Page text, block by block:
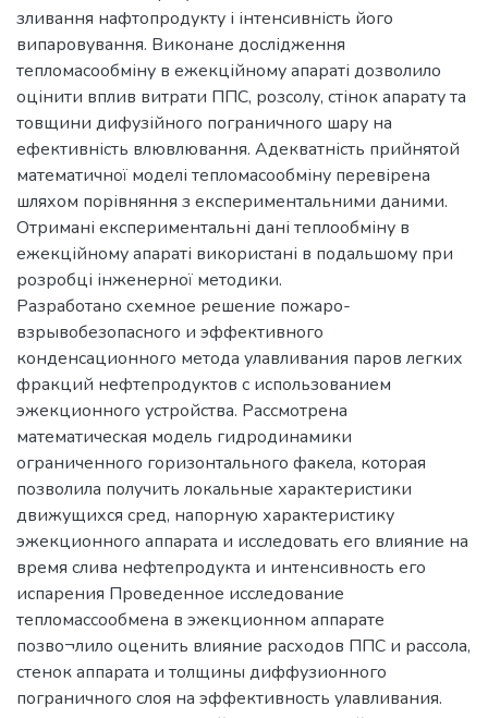
зливання нафтопродукту і інтенсивність його
випаровування. Виконане дослідження
тепломасообміну в ежекційному апараті дозволило
оцінити вплив витрати ППС, розсолу, стінок апарату та
товщини дифузійного пограничного шару на
ефективність влювлювання. Адекватність прийнятой
математичної моделі тепломасообміну перевірена
шляхом порівняння з експериментальними даними.
Отримані експериментальні дані теплообміну в
ежекційному апараті використані в подальшому при
розробці інженерної методики.
Разработано схемное решение пожаро-
взрывобезопасного и эффективного
конденсационного метода улавливания паров легких
фракций нефтепродуктов с использованием
эжекционного устройства. Рассмотрена
математическая модель гидродинамики
ограниченного горизонтального факела, которая
позволила получить локальные характеристики
движущихся сред, напорную характеристику
эжекционного аппарата и исследовать его влияние на
время слива нефтепродукта и интенсивность его
испарения Проведенное исследование
тепломассообмена в эжекционном аппарате
позво¬лило оценить влияние расходов ППС и рассола,
стенок аппарата и толщины диффузионного
пограничного слоя на эффективность улавливания.